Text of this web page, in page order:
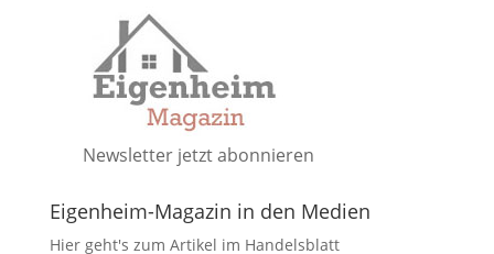
Newsletter jetzt abonnieren
Eigenheim-Magazin in den Medien
Hier geht's zum Artikel im Handelsblatt